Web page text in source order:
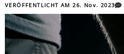
VERÖFFENTLICHT AM26. Nov. 2023